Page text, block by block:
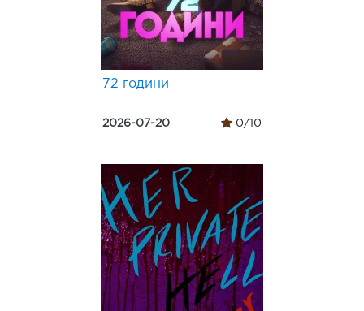
72 години
2026-07-20 0/10